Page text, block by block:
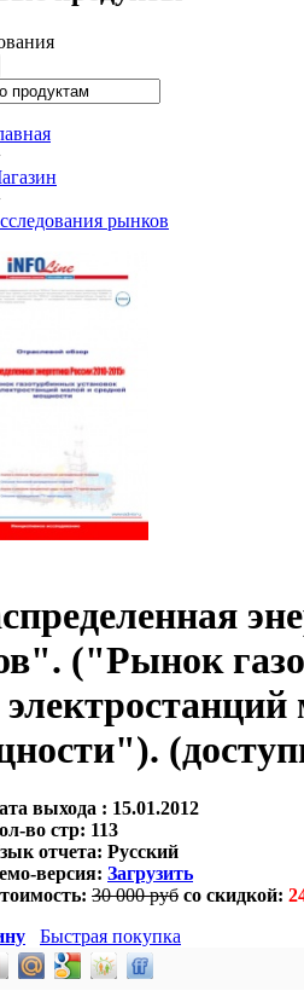
рынков
("Рынок
выхода : 15.01.2012
во стр: 113
отчета: Русский
версия: Загрузить
30 000 руб со скидкой:
Быстрая покупка